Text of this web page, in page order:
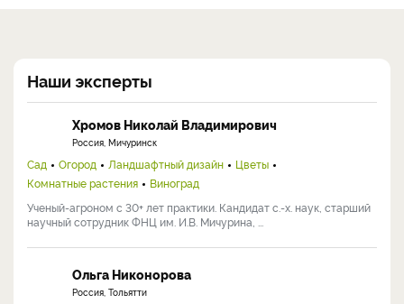
Наши эксперты
Хромов Николай Владимирович
Россия, Мичуринск
Сад Огород Ландшафтный дизайн
Цветы
Комнатные растения
Виноград
Ученый-агроном с 30+ лет практики. Кандидат с.-х. наук, старший
научный сотрудник ФНЦ им. И.В. Мичурина, ...
Ольга Никонорова
Россия, Тольятти